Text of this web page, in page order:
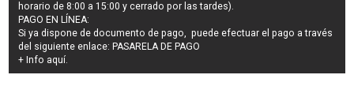
horario de 8:00 a 15:00 y cerrado por las tardes).
PAGO EN LÍNEA:
Si ya dispone de documento de pago, puede efectuar el pago a través
del siguiente enlace: PASARELA DE PAGO
+ Info aquí.